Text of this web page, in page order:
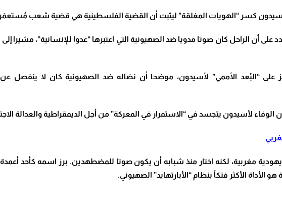
كسر “الهويات المغلقة” ليثبت أن القضية الفلسطينية هي قضية شعب
على أن الراحل كان صوتا مدويا ضد الصهيونية التي اعتبرها “عدوا للإنسانية”، مشيرا
على “البُعد الأممي” لأسيدون، موضحا أن نضاله ضد الصهيونية كان لا ينفصل
أن الوفاء لأسيدون يتجسد في “الاستمرار في المعركة” من أجل الديمقراطية والعدالة
الأداة الأكثر فتكاً بنظام “الأبارتهايد” الصهيوني.